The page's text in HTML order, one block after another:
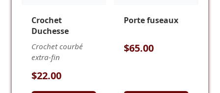
Crochet
Duchesse
Crochet courbé
extra-fin
$22.00
Porte fuseaux
$65.00